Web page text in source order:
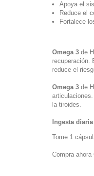
Apoya el
Reduce el
Fortalece
Omega 3 de
recuperación.
reduce el
Omega 3 de
la tiroides.
Ingesta
Tome 1
Compra ahora